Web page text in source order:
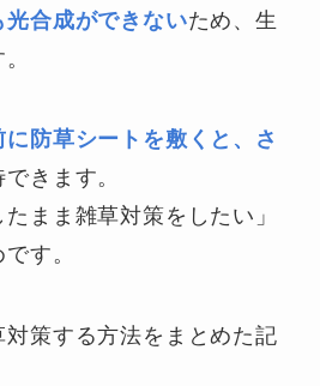
合成ができないため、生
防草シートを敷くと、さ
きます。
たまま雑草対策をしたい」
す。
策する方法をまとめた記